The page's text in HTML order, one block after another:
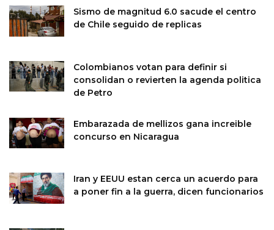
Sismo de magnitud 6.0 sacude el centro
de Chile seguido de replicas
Colombianos votan para definir si
consolidan o revierten la agenda politica
de Petro
Embarazada de mellizos gana increible
concurso en Nicaragua
Iran y EEUU estan cerca un acuerdo para
a poner fin a la guerra, dicen funcionarios